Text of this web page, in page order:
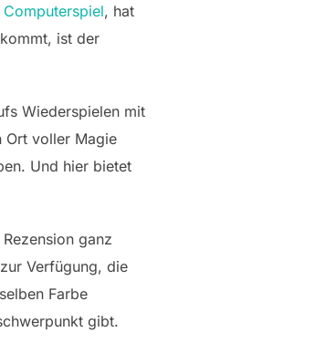
Computerspiel, hat
ist der
Wiederspielen mit
Ort voller Magie
Und hier bietet
ganz
Verfügung, die
Farbe
gibt.